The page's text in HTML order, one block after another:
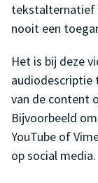
tekstalternatief
nooit een
Het is bij deze
audiodescriptie
van de content
Bijvoorbeeld
YouTube of
op social media.